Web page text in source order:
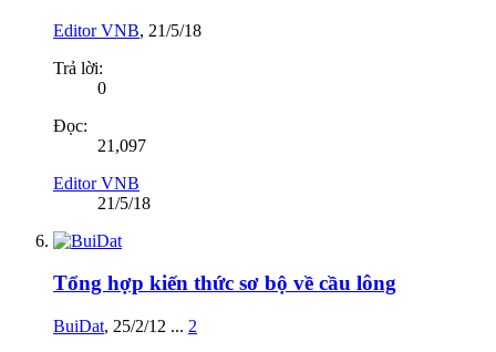
Editor VNB, 21/5/18
Trả lời:
0
Đọc:
21,097
Editor VNB
21/5/18
Tổng hợp kiến thức sơ bộ về cầu lông
BuiDat, 25/2/12 ... 2